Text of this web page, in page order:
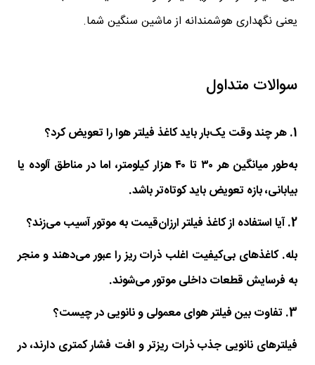
یعنی نگهداری هوشمندانه از ماشین سنگین شما.
سوالات متداول
1. هر چند وقت یک‌بار باید کاغذ فیلتر هوا را تعویض کرد؟
به‌طور میانگین هر ۳۰ تا ۴۰ هزار کیلومتر، اما در مناطق آلوده یا
بیابانی، بازه تعویض باید کوتاه‌تر باشد.
2. آیا استفاده از کاغذ فیلتر ارزان‌قیمت به موتور آسیب می‌زند؟
بله. کاغذهای بی‌کیفیت اغلب ذرات ریز را عبور می‌دهند و منجر
به فرسایش قطعات داخلی موتور می‌شوند.
3. تفاوت بین فیلتر هوای معمولی و نانویی در چیست؟
فیلترهای نانویی جذب ذرات ریزتر و افت فشار کمتری دارند، در